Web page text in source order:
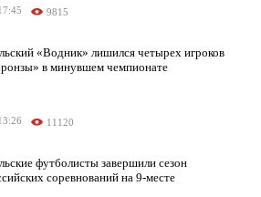
9815
«Водник» лишился четырех игроков
в минувшем чемпионате
11120
футболисты завершили сезон
соревнований на 9-месте